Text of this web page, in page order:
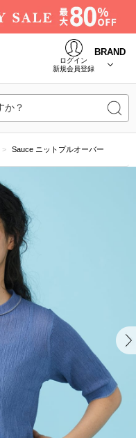
ログイン
新規会員登録
BRAND
か？
Sauce ニットプルオーバー